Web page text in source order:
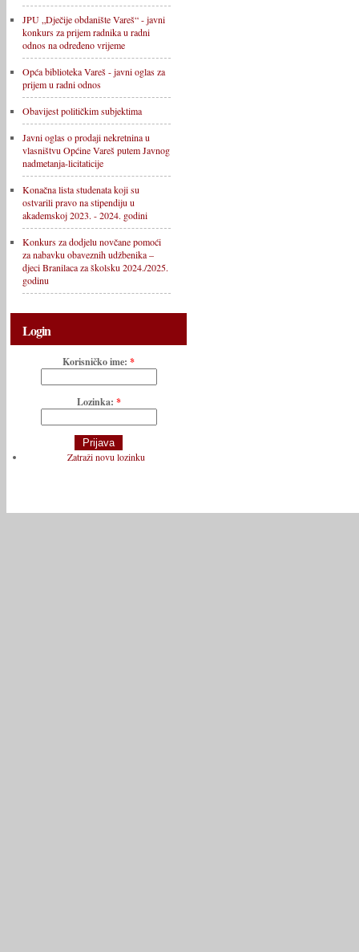
JPU „Dječije obdanište Vareš“ - javni
konkurs za prijem radnika u radni
odnos na određeno vrijeme
Opća biblioteka Vareš - javni oglas za
prijem u radni odnos
Obavijest političkim subjektima
Javni oglas o prodaji nekretnina u
vlasništvu Općine Vareš putem Javnog
nadmetanja-licitaticije
Konačna lista studenata koji su
ostvarili pravo na stipendiju u
akademskoj 2023. - 2024. godini
Konkurs za dodjelu novčane pomoći
za nabavku obaveznih udžbenika –
djeci Branilaca za školsku 2024./2025.
godinu
Login
Korisničko ime: *
Lozinka: *
Zatraži novu lozinku